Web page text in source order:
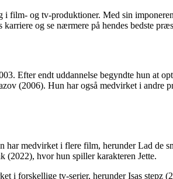
i film- og tv-produktioner. Med sin
og se nærmere på hendes bedste
Efter endt uddannelse begyndte hun at
(2006). Hun har også medvirket i
medvirket i flere film, herunder Lad de
(2022), hvor hun spiller karakteren Jette.
i forskellige tv-serier, herunder Isas